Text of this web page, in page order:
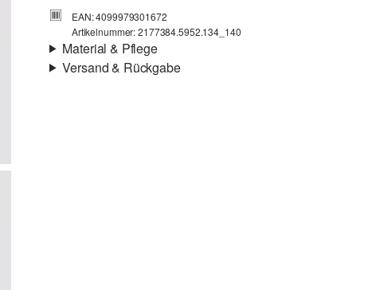
EAN: 4099979301672
Artikelnummer: 2177384.5952.134_140
Material & Pflege
Versand & Rückgabe